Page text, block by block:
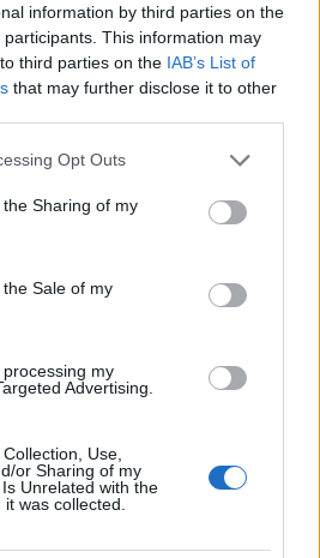
information by third parties on the
participants. This information may
third parties on the IAB’s List of
that may further disclose it to other
app uses one or more Google
usage behaviour. You may click to
Google and its third-party tags to
purposes in below Google
Opt Outs
Sharing of my
Sale of my
my
Advertising.
Use,
or Sharing of my
Unrelated with the
was collected.
hogy a tudományos
alapítvány viselkedéséből
megállapításainak
Viszont okvetlenül
figyelmeztető jelek egyre
igazolni próbálja
szerint amennyiben
van szó, a létező
kialakulásuk
vissza alapjától a csúcsáig.
érvünk van az állítás
bizonyítékok hiányánál:
és ellenőrizhető bizonyíték
a boszniai Nap Piramisának